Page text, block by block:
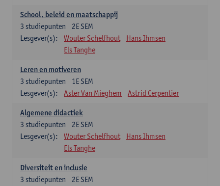
School, beleid en maatschappij
2E SEM
3 studiepunten
Lesgever(s):
Wouter Schelfhout
Hans Ihmsen
Els Tanghe
Leren en motiveren
1E SEM
3 studiepunten
Lesgever(s):
Aster Van Mieghem Astrid Cerpentier
Algemene didactiek
2E SEM
3 studiepunten
Lesgever(s):
Wouter Schelfhout
Hans Ihmsen
Els Tanghe
Diversiteit en inclusie
2E SEM
3 studiepunten